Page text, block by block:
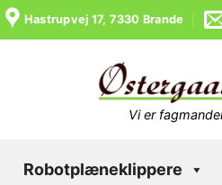
Hastrupvej 17, 7330 Brande
Vi er
Robotplæneklippere